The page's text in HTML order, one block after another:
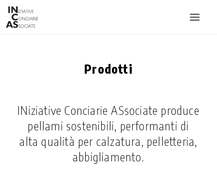
CATALOGO
SOSTENIBILITÀ
FIERE
Prodotti
INiziative Conciarie ASsociate produce
pellami sostenibili, performanti di
alta qualità per calzatura, pelletteria,
abbigliamento.